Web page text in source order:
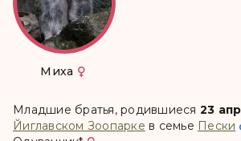
Миха
Младшие братья, родившиеся 23
Йиглавском Зоопарке в семье Пески